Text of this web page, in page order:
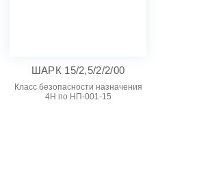
ШАРК 15/2,5/2/2/00
Класс безопасности назначения
4Н по НП-001-15